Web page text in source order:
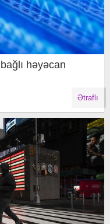
həyəcan
Ətraflı